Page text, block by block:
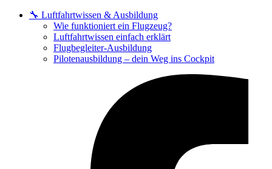
🔧 Luftfahrtwissen & Ausbildung
Wie funktioniert ein Flugzeug?
Luftfahrtwissen einfach erklärt
Flugbegleiter-Ausbildung
Pilotenausbildung – dein Weg ins Cockpit